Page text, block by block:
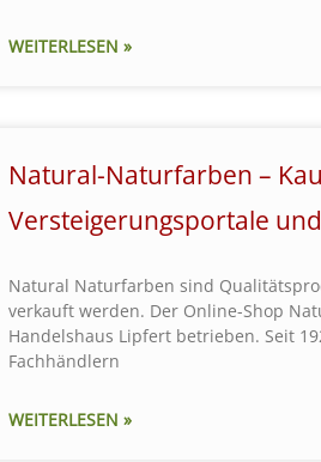
WEITERLESEN »
Natural-Naturfarben –
Versteigerungsportale
Natural Naturfarben sind
verkauft werden. Der Online-Shop
Handelshaus Lipfert betrieben. Seit
Fachhändlern
WEITERLESEN »